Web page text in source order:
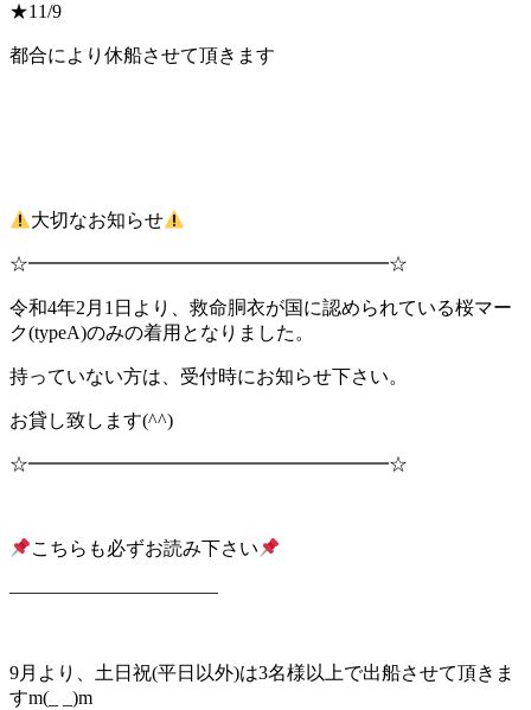
★11/9
都合により休船させて頂きます
大切なお知らせ
☆━━━━━━━━━━━━━━━━━━━☆
令和4年2月1日より、救命胴衣が国に認められている桜マー
ク(typeA)のみの着用となりました。
持っていない方は、受付時にお知らせ下さい。
お貸し致します(^^)
☆━━━━━━━━━━━━━━━━━━━☆
こちらも必ずお読み下さい
———————————
9月より、土日祝(平日以外)は3名様以上で出船させて頂きま
すm(_ _)m